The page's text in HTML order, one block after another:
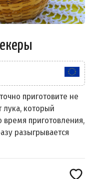
приготовите не
лука, который
время приготовления,
разыгрывается